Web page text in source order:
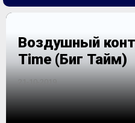
Воздушный
Time (Биг Тайм)